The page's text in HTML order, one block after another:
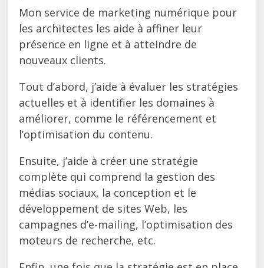
Mon service de marketing numérique pour
les architectes les aide à affiner leur
présence en ligne et à atteindre de
nouveaux clients.
Tout d’abord, j’aide à évaluer les stratégies
actuelles et à identifier les domaines à
améliorer, comme le référencement et
l’optimisation du contenu.
Ensuite, j’aide à créer une stratégie
complète qui comprend la gestion des
médias sociaux, la conception et le
développement de sites Web, les
campagnes d’e-mailing, l’optimisation des
moteurs de recherche, etc.